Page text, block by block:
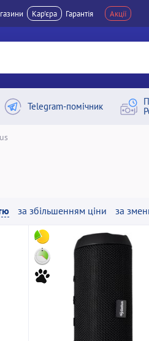
Кар'єра Гарантія Акції
Telegram-помічник
за збільшенням ціни за